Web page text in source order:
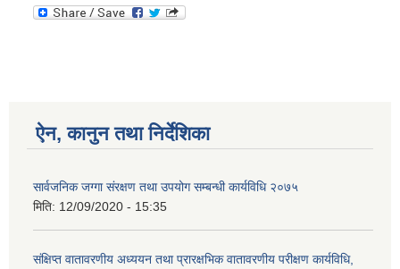
ऐन, कानुन तथा निर्देशिका
सार्वजनिक जग्गा संरक्षण तथा उपयोग सम्बन्धी कार्यविधि २०७५
मिति: 12/09/2020 - 15:35
संक्षिप्त वातावरणीय अध्ययन तथा प्रारक्षभिक वातावरणीय परीक्षण कार्यविधि,